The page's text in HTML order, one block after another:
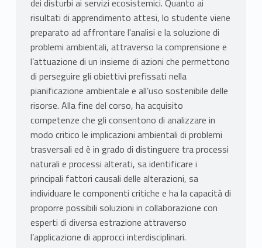
dei disturbi ai servizi ecosistemici. Quanto ai
risultati di apprendimento attesi, lo studente viene
preparato ad affrontare l'analisi e la soluzione di
problemi ambientali, attraverso la comprensione e
l’attuazione di un insieme di azioni che permettono
di perseguire gli obiettivi prefissati nella
pianificazione ambientale e all’uso sostenibile delle
risorse. Alla fine del corso, ha acquisito
competenze che gli consentono di analizzare in
modo critico le implicazioni ambientali di problemi
trasversali ed è in grado di distinguere tra processi
naturali e processi alterati, sa identificare i
principali fattori causali delle alterazioni, sa
individuare le componenti critiche e ha la capacità di
proporre possibili soluzioni in collaborazione con
esperti di diversa estrazione attraverso
l’applicazione di approcci interdisciplinari.